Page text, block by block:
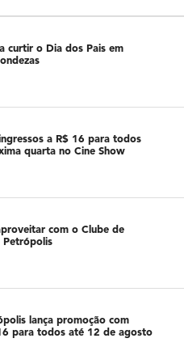
curtir o Dia dos Pais em
a R$ 16 para todos
quarta no Cine Show
com o Clube de
Petrópolis
lança promoção com
para todos até 12 de agosto